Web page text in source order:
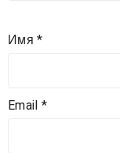
Имя*
Email*